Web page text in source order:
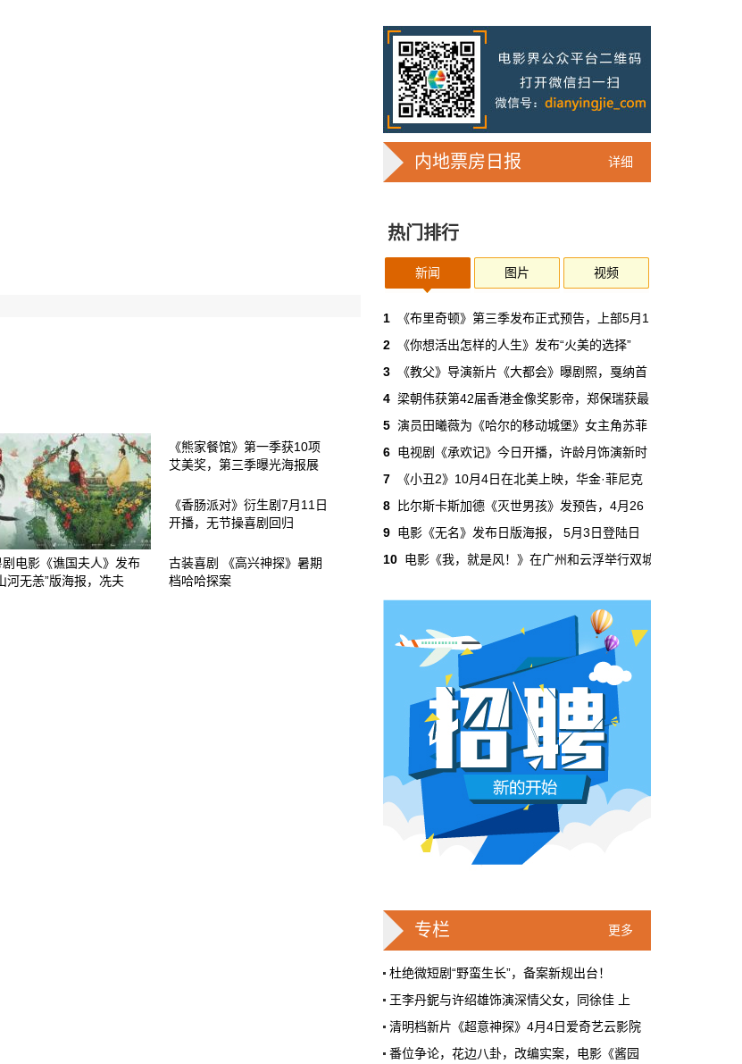
剧电影《谯国夫人》发布
河无恙”版海报，冼夫
《熊家餐馆》第一季获10项
艾美奖，第三季曝光海报展
《香肠派对》衍生剧7月11日
开播，无节操喜剧回归
古装喜剧 《高兴神探》暑期
档哈哈探案
路
2025年，真人实拍微短剧的上线数量占比约
71%，AI微短剧不到30%。到了2026年第一季
度，这个比例完全倒挂——真人实拍跌到
32%，AI飙升到68%。
华策拿《西游记》赌AI那天，半个影视
一个做了几十年传统影视的头部公司，用这种
再是草根创业者的自嗨游戏，正规军来了。
本网原创
6月30日 11:34:00
7月1日起AI漫剧独立上户：30万以下
的，平台自己兜着
过去两年，AI漫剧用一种近乎无政府的方式，
吃掉了整个微短剧市场95%的产量，却几乎没
本网原创
6月29日 10:20:00
时间，年轻人在电影院里的占比缩水了一半还
多。20岁以下更夸张，从8.9%跌到2.9%，几
乎归零…
本网原创
6月29日 10:20:00
AI短剧赢了数量，真人短剧赢了命
2026年一季度，全行业上线微短剧12.8万部，
其中AI短剧12.2万部，占比超过95%。真人短
剧？只剩几千部。你猜这95%的AI短剧，拿走
了多少流量？
本网原创
6月28日 13:03:00
戛纳一句"Fuck AI"，喊出了多少电影人
高定，而是一句话。
本网原创
6月28日 9:25:00
周星驰跑去拍AI短剧了，电影院还剩什
么？
5月31号，横店。63岁的周星驰穿着黑色夹克
本网原创
详细
内地票房日报
热门排行
新闻 图片 视频
1
《布里奇顿》第三季发布正式预告，上部5月1
2
《你想活出怎样的人生》发布“火美的选择”
3
《教父》导演新片《大都会》曝剧照，戛纳首
4 梁朝伟获第42届香港金像奖影帝，郑保瑞获最
5 演员田曦薇为《哈尔的移动城堡》女主角苏菲
6 电视剧《承欢记》今日开播，许龄月饰演新时
7
《小丑2》10月4日在北美上映，华金·菲尼克
8
比尔斯卡斯加德《灭世男孩》发预告，4月26
9 电影《无名》发布日版海报， 5月3日登陆日
10 电影《我，就是风！》在广州和云浮举行双城
更多
专栏
杜绝微短剧“野蛮生长”，备案新规出台！
王李丹鈮与许绍雄饰演深情父女，同徐佳 上
清明档新片《超意神探》4月4日爱奇艺云影院
番位争论，花边八卦，改编实案，电影《酱园